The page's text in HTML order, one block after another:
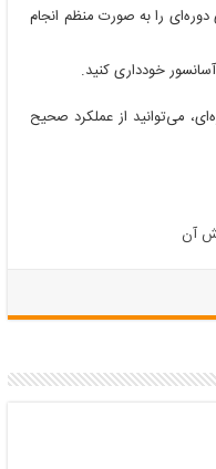
را به صورت منظم انجام
خودداری کنید.
می‌توانید از عملکرد صحیح
آن